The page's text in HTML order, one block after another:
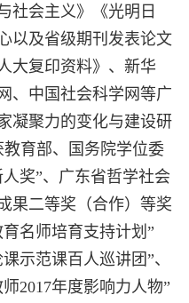
社会主义》《光明日
以及省级期刊发表论文
大复印资料》、新华
、中国社会科学网等广
凝聚力的变化与建设研
育部、国务院学位委
奖”、广东省哲学社会
果二等奖（合作）等奖
名师培育支持计划”
示范课百人巡讲团”、
2017年度影响力人物”